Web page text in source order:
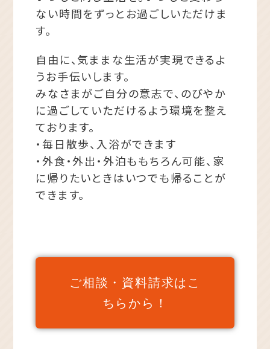
ない時間をずっとお過ごしいただけま
す。
自由に、気ままな生活が実現できるよ
うお手伝いします。
みなさまがご自分の意志で、のびやか
に過ごしていただけるよう環境を整え
ております。
・毎日散歩、入浴ができます
・外食・外出・外泊ももちろん可能、家
に帰りたいときはいつでも帰ることが
できます。
ご相談・資料請求はこ
ちらから！